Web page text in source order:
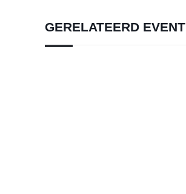
GERELATEERD EVENT